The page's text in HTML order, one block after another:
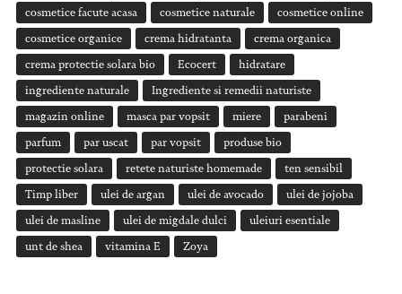
cosmetice facute acasa cosmetice naturale cosmetice online
cosmetice organice crema hidratanta crema organica
crema protectie solara bio Ecocert hidratare
ingrediente naturale Ingrediente si remedii naturiste
magazin online masca par vopsit miere parabeni
parfum par uscat par vopsit produse bio
protectie solara retete naturiste homemade ten sensibil
Timp liber ulei de argan ulei de avocado ulei de jojoba
ulei de masline ulei de migdale dulci uleiuri esentiale
unt de shea vitamina E Zoya